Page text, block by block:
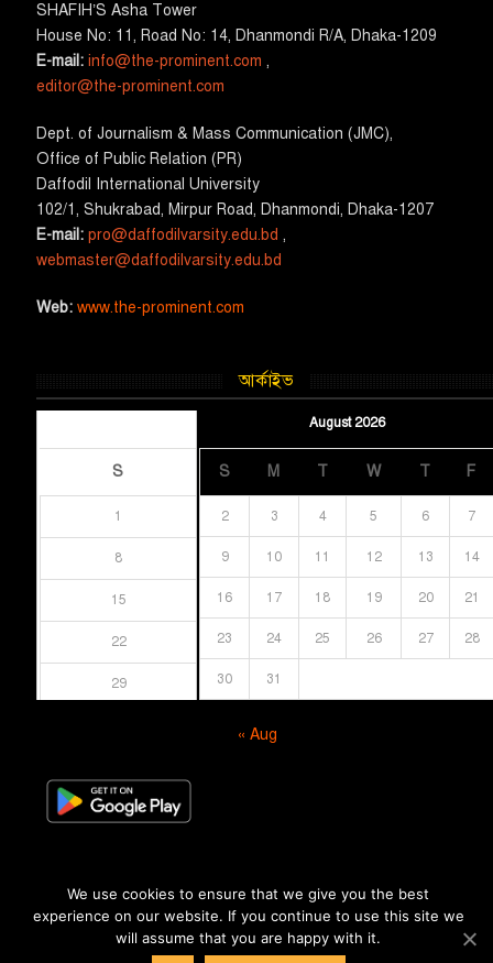
SHAFIH’S Asha​ Tower​
House No: 11, Road No: 14, Dhanmondi R/A, Dhaka-1209
E-mail:info@the-prominent.com ,
editor@the-prominent.com
​Dept. of Journalism & Mass Communication (JMC)​,
Office of Public Relation (PR)
​Daffodil International University
102/1, Shukrabad, Mirpur Road, Dhanmondi, Dhaka-1207
E-mail:pro@daffodilvarsity.edu.bd ,
webmaster@daffodilvarsity.edu.bd
Web:www.the-prominent.com
আর্কাইভ
August 2026
S M T W T F
2 3 4 5 6 7
9 10 11 12 13 14
16 17 18 19 20 21
23 24 25 26 27 28
30 31
S
1
8
15
22
29
« Aug
© সর্বস্বত্ব সংরক্ষিত । এই ওয়েবসাইটের কোনো লেখা, ছবি, ভিডিও অনুমতি ছাড়া ব্যবহার
বেআইনি।
We use cookies to ensure that we give you the best
experience on our website. If you continue to use this site we
will assume that you are happy with it.